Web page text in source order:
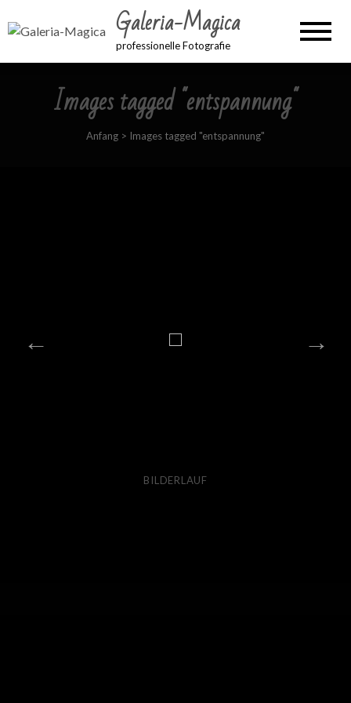
Galeria-Magica
professionelle Fotografie
Images tagged "entspannung"
Anfang > Images tagged "entspannung"
BILDERLAUF